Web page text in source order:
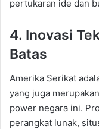
pertukaran ide dan
4. Inovasi
Batas
Amerika Serikat
yang juga
power negara ini.
perangkat lunak,